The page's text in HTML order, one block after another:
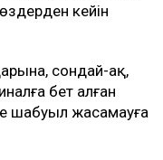
кейін
сондай-ақ,
бет алған
шабуыл жасамауға